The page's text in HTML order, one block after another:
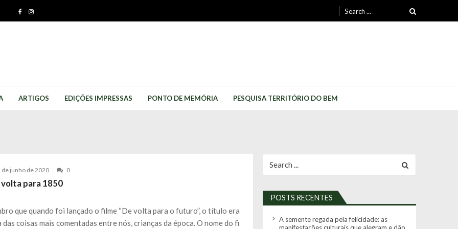
for:
ARTIGOS EDIÇÕES IMPRESSAS PONTO DE MEMÓRIA PESQUISA TERRITÓRIO DO BEM
de junho de 2020 0
volta para 1850
que quando foi lançado o filme “De volta para o futuro”, o título era
das coisas mais comentadas entre nós, crianças da época. O nome do fi
for:
POSTS RECENTES
A semente regada pela felicidade: as